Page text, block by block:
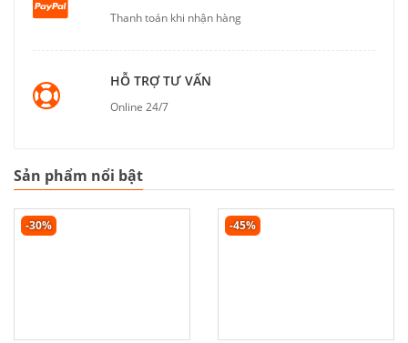
Thanh toán khi nhận hàng
HỖ TRỢ TƯ VẤN
Online 24/7
Sản phẩm nổi bật
-30% -45%